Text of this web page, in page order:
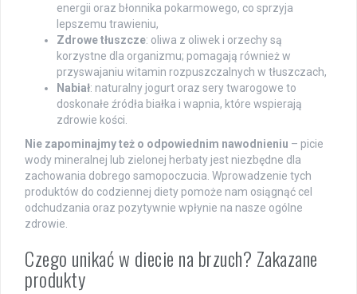
energii oraz błonnika pokarmowego, co sprzyja
lepszemu trawieniu,
Zdrowe tłuszcze: oliwa z oliwek i orzechy są
korzystne dla organizmu; pomagają również w
przyswajaniu witamin rozpuszczalnych w tłuszczach,
Nabiał: naturalny jogurt oraz sery twarogowe to
doskonałe źródła białka i wapnia, które wspierają
zdrowie kości.
Nie zapominajmy też o odpowiednim nawodnieniu – picie
wody mineralnej lub zielonej herbaty jest niezbędne dla
zachowania dobrego samopoczucia. Wprowadzenie tych
produktów do codziennej diety pomoże nam osiągnąć cel
odchudzania oraz pozytywnie wpłynie na nasze ogólne
zdrowie.
Czego unikać w diecie na brzuch? Zakazane
produkty